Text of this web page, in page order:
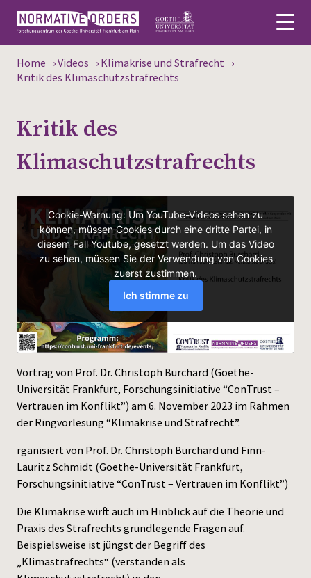
Deutsch
Research
Events
Publications
Media
Press
Home ›Videos › Klimakrise und Strafrecht ›
Kritik des Klimaschutzstrafrechts
Kritik des
Klimaschutzstrafrechts
Vortrag von Prof. Dr. Christoph Burchard (Goethe-
Universität Frankfurt, Forschungsinitiative “ConTrust –
Vertrauen im Konflikt”) am 6. November 2023 im Rahmen
der Ringvorlesung “Klimakrise und Strafrecht”.
rganisiert von Prof. Dr. Christoph Burchard und Finn-
Lauritz Schmidt (Goethe-Universität Frankfurt,
Forschungsinitiative “ConTrust – Vertrauen im Konflikt”)
Die Klimakrise wirft auch im Hinblick auf die Theorie und
Praxis des Strafrechts grundlegende Fragen auf.
Beispielsweise ist jüngst der Begriff des
„Klimastrafrechts“ (verstanden als